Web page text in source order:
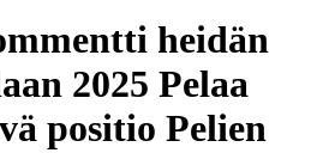
heidän
2025 Pelaa
positio Pelien